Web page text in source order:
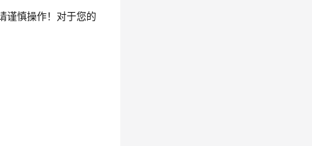
谨慎操作！对于您的